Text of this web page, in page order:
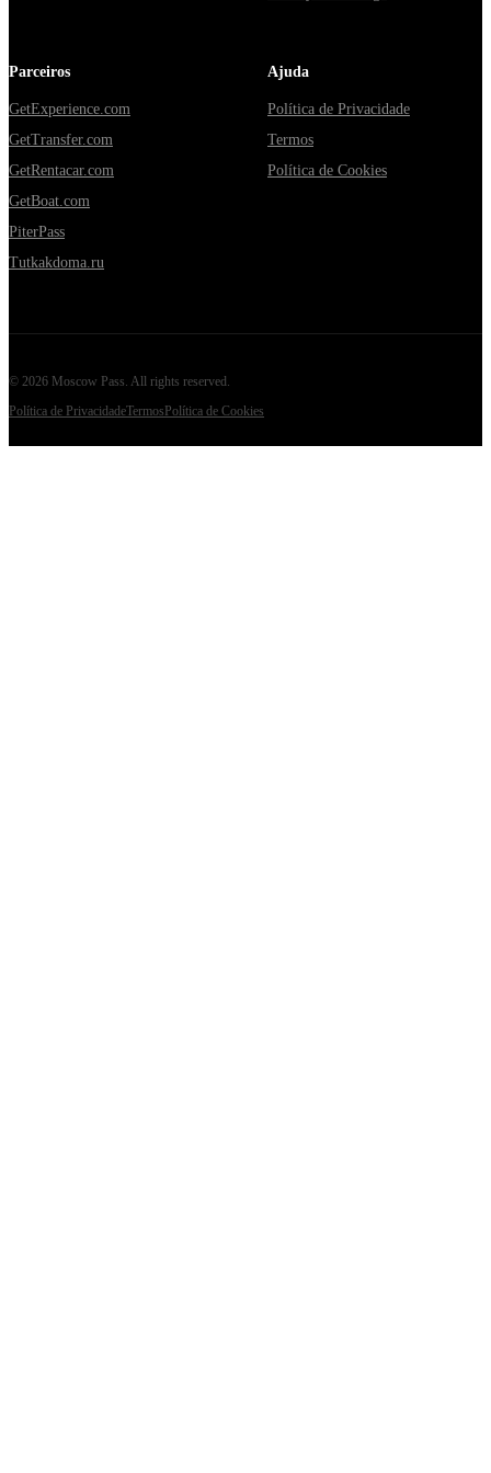
Parceiros
GetExperience.com
GetTransfer.com
GetRentacar.com
GetBoat.com
PiterPass
Tutkakdoma.ru
Ajuda
Política de Privacidade
Termos
Política de Cookies
© 2026 Moscow Pass . All rights reserved.
Política de PrivacidadeTermosPolítica de Cookies